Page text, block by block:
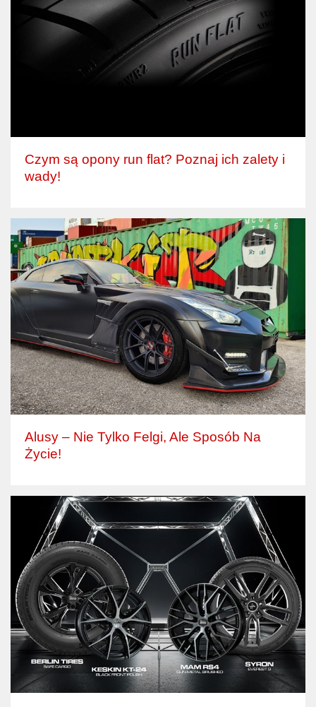
Czym są opony run flat? Poznaj ich zalety i
wady!
Alusy – Nie Tylko Felgi, Ale Sposób Na
Życie!